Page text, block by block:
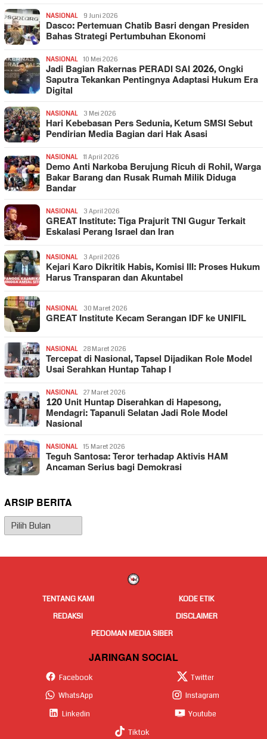
NASIONAL 9 Juni 2026
Dasco: Pertemuan Chatib Basri dengan Presiden
Bahas Strategi Pertumbuhan Ekonomi
NASIONAL 10 Mei 2026
Jadi Bagian Rakernas PERADI SAI 2026, Ongki
Saputra Tekankan Pentingnya Adaptasi Hukum Era
Digital
NASIONAL 3 Mei 2026
Hari Kebebasan Pers Sedunia, Ketum SMSI Sebut
Pendirian Media Bagian dari Hak Asasi
NASIONAL 11 April 2026
Demo Anti Narkoba Berujung Ricuh di Rohil, Warga
Bakar Barang dan Rusak Rumah Milik Diduga
Bandar
NASIONAL 3 April 2026
GREAT Institute: Tiga Prajurit TNI Gugur Terkait
Eskalasi Perang Israel dan Iran
NASIONAL 3 April 2026
Kejari Karo Dikritik Habis, Komisi III: Proses Hukum
Harus Transparan dan Akuntabel
NASIONAL 30 Maret 2026
GREAT Institute Kecam Serangan IDF ke UNIFIL
NASIONAL 28 Maret 2026
Tercepat di Nasional, Tapsel Dijadikan Role Model
Usai Serahkan Huntap Tahap I
NASIONAL 27 Maret 2026
120 Unit Huntap Diserahkan di Hapesong,
Mendagri: Tapanuli Selatan Jadi Role Model
Nasional
NASIONAL 15 Maret 2026
Teguh Santosa: Teror terhadap Aktivis HAM
Ancaman Serius bagi Demokrasi
ARSIP BERITA
Arsip
Berita
TENTANG KAMI
KODE ETIK
REDAKSI
DISCLAIMER
PEDOMAN MEDIA SIBER
JARINGAN SOCIAL
Facebook
Twitter
WhatsApp
Instagram
Linkedin
Youtube
Tiktok